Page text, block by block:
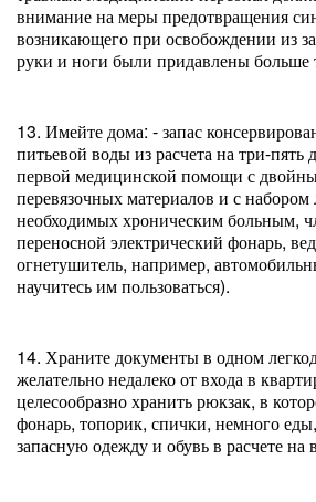
внимание на меры предотвращения
возникающего при освобождении из
руки и ноги были придавлены больше
13. Имейте дома: - запас
питьевой воды из расчета на три-пять
первой медицинской помощи с
перевязочных материалов и с набором
необходимых хроническим больным,
переносной электрический фонарь,
огнетушитель, например,
научитесь им пользоваться).
14. Храните документы в одном
желательно недалеко от входа в
целесообразно хранить рюкзак, в
фонарь, топорик, спички, немного
запасную одежду и обувь в расчете